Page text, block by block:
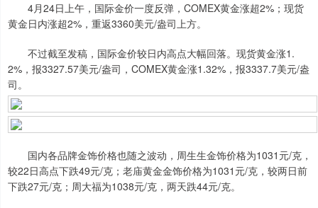
4月24日上午，国际金价一度反弹，COMEX黄金涨超2%；现货
黄金日内涨超2%，重返3360美元/盎司上方。
不过截至发稿，国际金价较日内高点大幅回落。现货黄金涨1.
2%，报3327.57美元/盎司，COMEX黄金涨1.32%，报3337.7美元/盎
司。
国内各品牌金饰价格也随之波动，周生生金饰价格为1031元/克，
较22日高点下跌49元/克；老庙黄金金饰价格为1031元/克，较两日前
下跌27元/克；周大福为1038元/克，两天跌44元/克。